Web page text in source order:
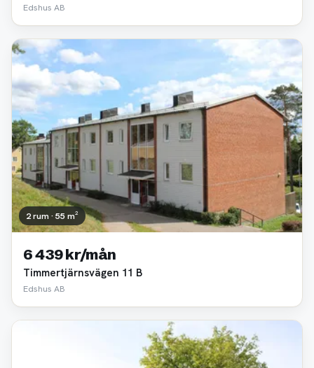
Edshus AB
2 rum · 55 m²
6 439 kr/mån
Timmertjärnsvägen 11 B
Edshus AB